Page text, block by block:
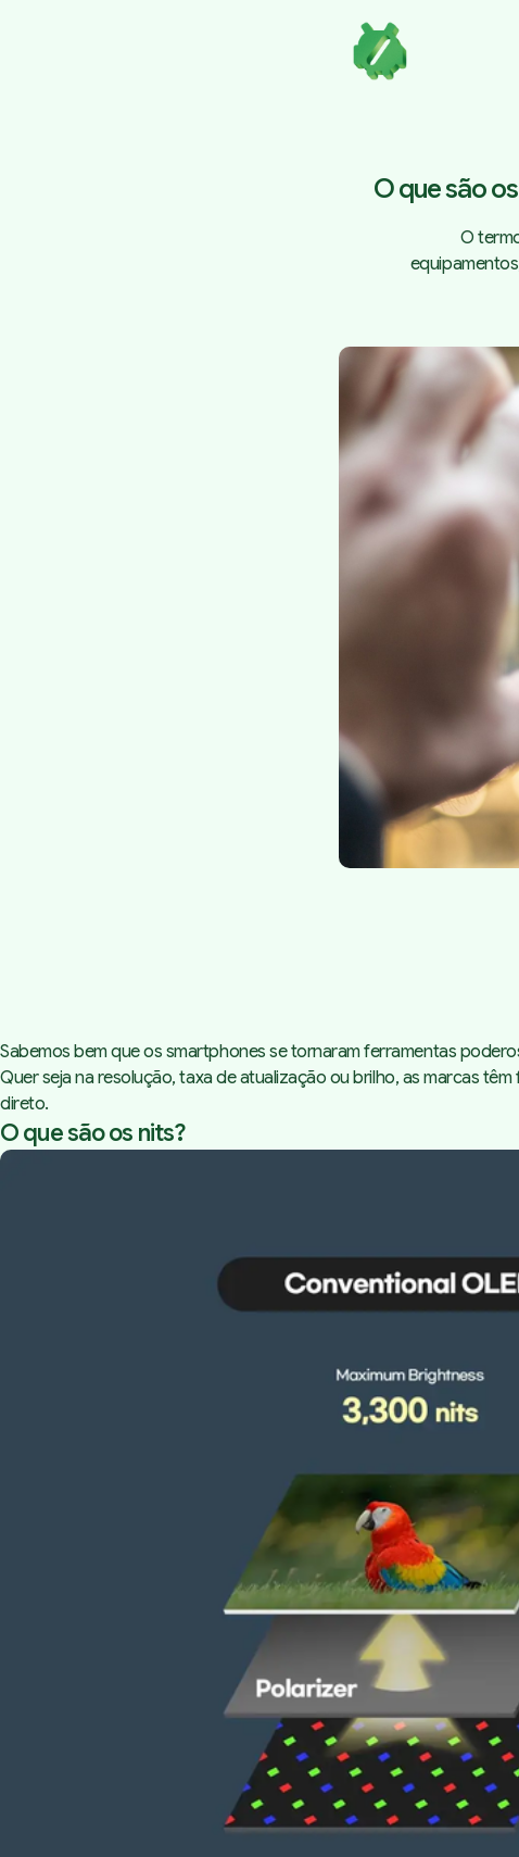
O que são
O
Sabemos bem que os smartphones se tornaram ferramentas
Quer seja na resolução, taxa de atualização ou brilho, as marcas
direto.
O que são os nits?